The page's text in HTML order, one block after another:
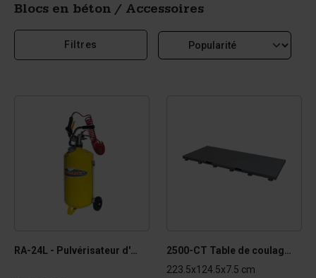
Blocs en béton / Accessoires
Filtres
RA-24L - Pulvérisateur d'huile pneumatique
2500-CT Table de coulage pour moule de bloc en béton
223.5x124.5x7.5 cm